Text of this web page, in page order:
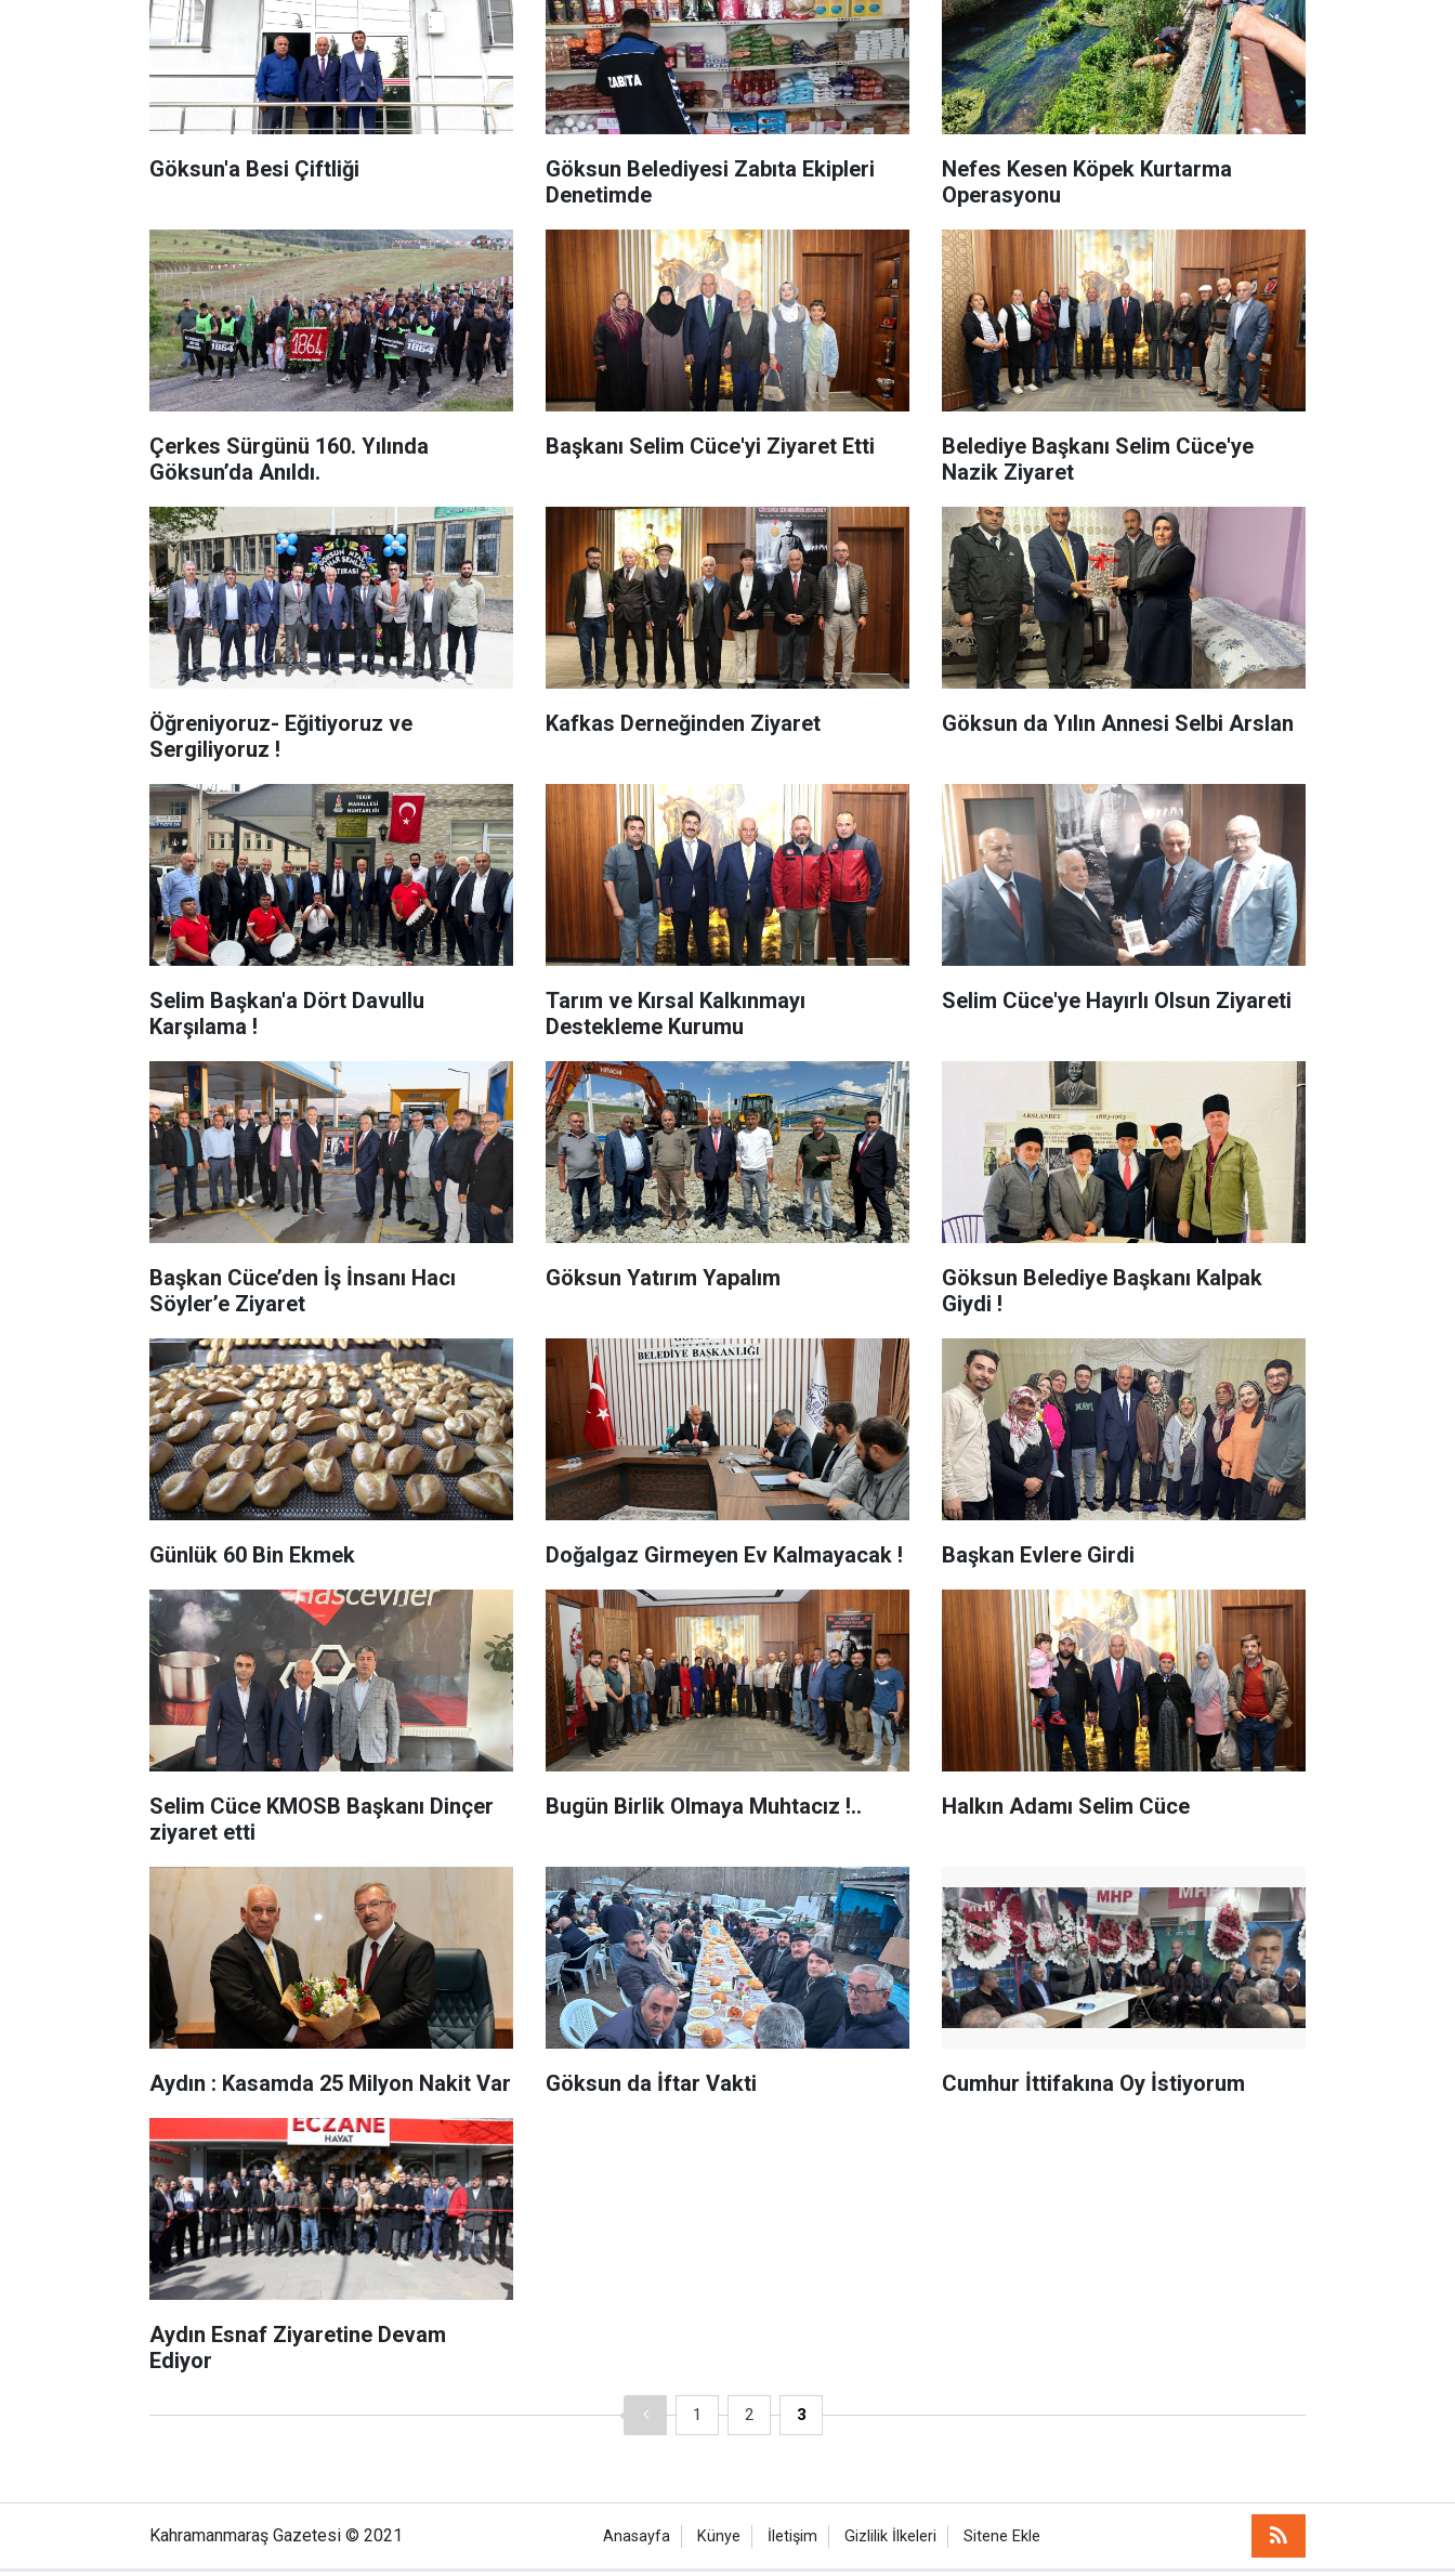
Göksun'a Besi Çiftliği
Göksun Belediyesi Zabıta Ekipleri
Denetimde
Nefes Kesen Köpek Kurtarma
Operasyonu
Çerkes Sürgünü 160. Yılında
Göksun’da Anıldı.
Başkanı Selim Cüce'yi Ziyaret Etti
Belediye Başkanı Selim Cüce'ye
Nazik Ziyaret
Öğreniyoruz- Eğitiyoruz ve
Sergiliyoruz !
Kafkas Derneğinden Ziyaret Göksun da Yılın Annesi Selbi Arslan
Selim Başkan'a Dört Davullu
Karşılama !
Tarım ve Kırsal Kalkınmayı
Destekleme Kurumu
Selim Cüce'ye Hayırlı Olsun Ziyareti
Başkan Cüce’den İş İnsanı Hacı
Söyler’e Ziyaret
Göksun Yatırım Yapalım
Göksun Belediye Başkanı Kalpak
Giydi !
Günlük 60 Bin Ekmek Doğalgaz Girmeyen Ev Kalmayacak ! Başkan Evlere Girdi
Selim Cüce KMOSB Başkanı Dinçer
ziyaret etti
Bugün Birlik Olmaya Muhtacız !.. Halkın Adamı Selim Cüce
Aydın : Kasamda 25 Milyon Nakit Var Göksun da İftar Vakti Cumhur İttifakına Oy İstiyorum
Aydın Esnaf Ziyaretine Devam
Ediyor
1 2 3
Kahramanmaraş Gazetesi © 2021 Anasayfa Künye İletişim Gizlilik İlkeleri Sitene Ekle